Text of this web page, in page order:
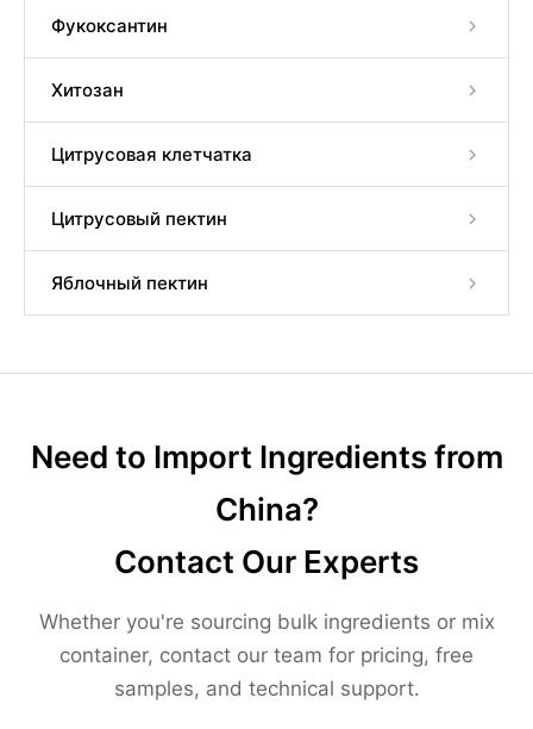
Фукоксантин
Хитозан
Цитрусовая клетчатка
Цитрусовый пектин
Яблочный пектин
Need to Import Ingredients from
China?
Contact Our Experts
Whether you're sourcing bulk ingredients or mix
container, contact our team for pricing, free
samples, and technical support.